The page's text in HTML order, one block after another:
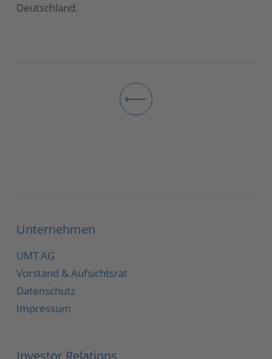
Deutschland.
Unternehmen
UMT AG
Vorstand & Aufsichtsrat
Datenschutz
Impressum
Investor Relations